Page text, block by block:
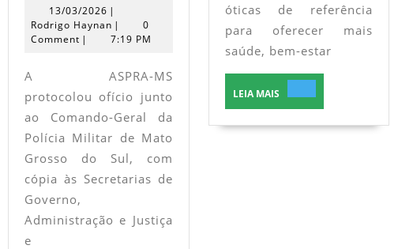
protocola
ofício
solicitando
ampliação
de
vagas
no
Curso
Formação
13/03/2026 13/03/2026
|
Rodrigo Haynan Rodrigo
Haynan
|
0
Comment | 7:19 PM
A ASPRA-MS
protocolou ofício junto
ao Comando-Geral da
Polícia Militar de Mato
Grosso do Sul, com
cópia às Secretarias de
Governo,
Administração e Justiça
e
óticas de referência
para oferecer mais
saúde, bem-estar
LEIA MAISMAIS